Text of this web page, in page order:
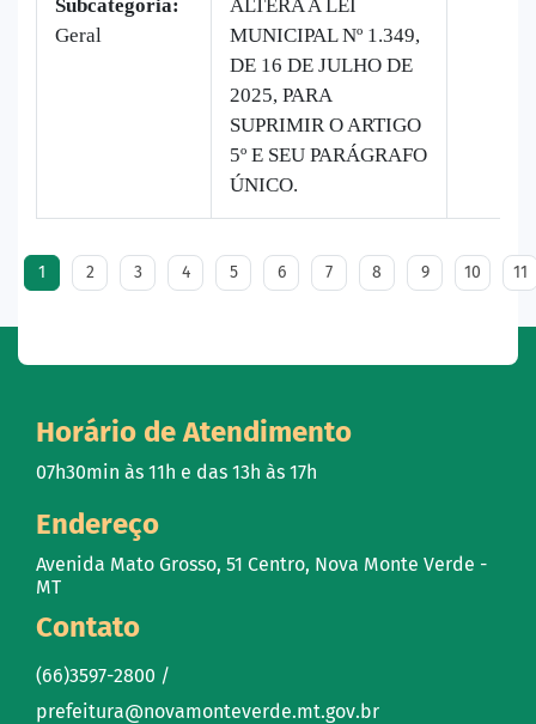
Subcategoria:
Geral
ALTERA A LEI
MUNICIPAL Nº 1.349,
DE 16 DE JULHO DE
2025, PARA
SUPRIMIR O ARTIGO
5º E SEU PARÁGRAFO
ÚNICO.
1 2 3 4 5 6 7 8 9 10 11
Horário de Atendimento
07h30min às 11h e das 13h às 17h
Endereço
Avenida Mato Grosso, 51 Centro, Nova Monte Verde -
MT
Contato
(66)3597-2800 /
prefeitura@novamonteverde.mt.gov.br